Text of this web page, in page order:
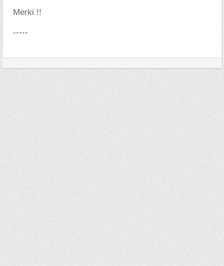
Merki !!
-----